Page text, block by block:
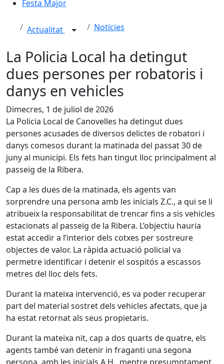
Festa Major
Actualitat Notícies
La Policia Local ha detingut
dues persones per robatoris i
danys en vehicles
Dimecres, 1 de juliol de 2026
La Policia Local de Canovelles ha detingut dues
persones acusades de diversos delictes de robatori i
danys comesos durant la matinada del passat 30 de
juny al municipi. Els fets han tingut lloc principalment al
passeig de la Ribera.
Cap a les dues de la matinada, els agents van
sorprendre una persona amb les inicials Z.C., a qui se li
atribueix la responsabilitat de trencar fins a sis vehicles
estacionats al passeig de la Ribera. L’objectiu hauria
estat accedir a l’interior dels cotxes per sostreure
objectes de valor. La ràpida actuació policial va
permetre identificar i detenir el sospitós a escassos
metres del lloc dels fets.
Durant la mateixa intervenció, es va poder recuperar
part del material sostret dels vehicles afectats, que ja
ha estat retornat als seus propietaris.
Durant la mateixa nit, cap a dos quarts de quatre, els
agents també van detenir in fraganti una segona